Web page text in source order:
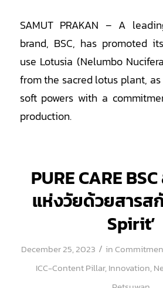
SAMUT PRAKAN – A
brand, BSC, has promoted
use Lotusia (Nelumbo
from the sacred lotus plant, as
soft powers with a
production.
PURE CARE
แห่งวัยด้วยสารส
Spirit’
December 25, 2023 / in
ICC-Content Pillar, Innovation,